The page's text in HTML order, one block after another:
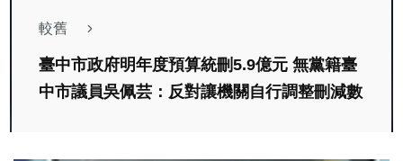
較舊
臺中市政府明年度預算統刪5.9億元 無黨籍臺
中市議員吳佩芸：反對讓機關自行調整刪減數